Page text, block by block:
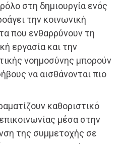
στη δημιουργία ενός
την κοινωνική
που ενθαρρύνουν τη
εργασία και την
νοημοσύνης μπορούν
να αισθάνονται πιο
καθοριστικό
μέσα στην
της συμμετοχής σε